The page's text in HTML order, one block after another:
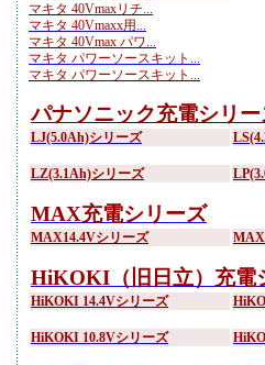
マキタ 40Vmaxリチ...
マキタ 40Vmaxx用...
マキタ 40Vmax パワ...
マキタ パワーソースキット...
マキタ パワーソースキット...
パナソニック充電シリー
LJ(5.0Ah)シリーズ
LZ(3.1Ah)シリーズ
MAX充電シリーズ
MAX14.4Vシリーズ
HiKOKI（旧日立）充電
HiKOKI 14.4Vシリーズ
HiKOKI 10.8Vシリーズ